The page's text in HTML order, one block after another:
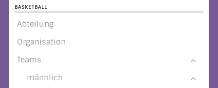
BASKETBALL
Abteilung
Organisation
Teams
männlich